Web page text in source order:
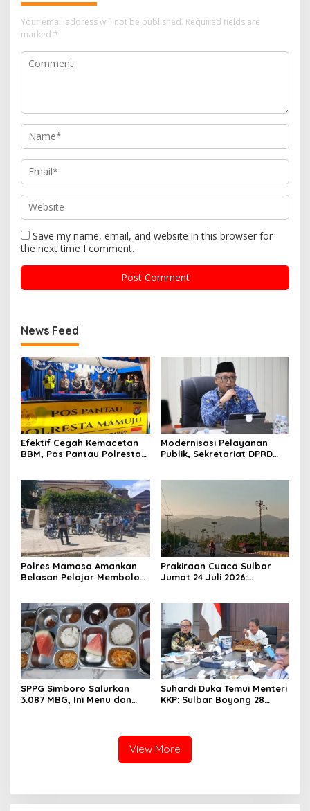
Your email address will not be published. Required fields are
marked *
Save my name, email, and website in this browser for
the next time I comment.
News Feed
Efektif Cegah Kemacetan
BBM, Pos Pantau Polresta
Modernisasi Pelayanan
Publik, Sekretariat DPRD
Polres Mamasa Amankan
Belasan Pelajar Membolos
ke Sekolah
Prakiraan Cuaca Sulbar
Jumat 24 Juli 2026:
SPPG Simboro Salurkan
3.087 MBG, Ini Menu dan
Suhardi Duka Temui Menteri
KKP: Sulbar Boyong 28
View More